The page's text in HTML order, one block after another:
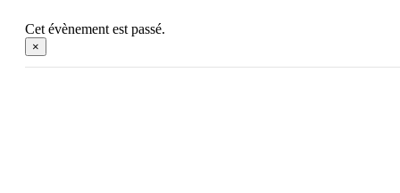
Cet évènement est passé.
×